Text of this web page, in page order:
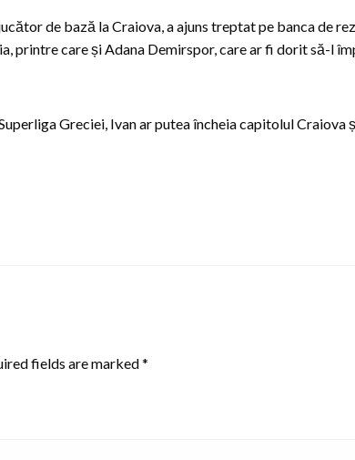
de bază la Craiova, a ajuns treptat pe banca de
printre care și Adana Demirspor, care ar fi dorit să-l
Greciei, Ivan ar putea încheia capitolul Craiova
fields are marked*